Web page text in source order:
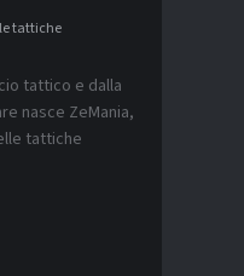
tattiche
tattico e dalla
nasce ZeMania,
tattiche